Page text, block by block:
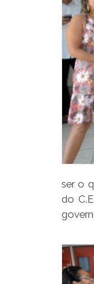
ser o
do